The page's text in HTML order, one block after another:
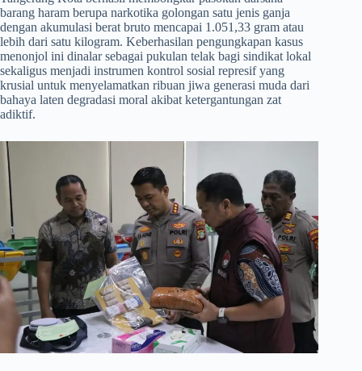
barang haram berupa narkotika golongan satu jenis ganja
dengan akumulasi berat bruto mencapai 1.051,33 gram atau
lebih dari satu kilogram. Keberhasilan pengungkapan kasus
menonjol ini dinalar sebagai pukulan telak bagi sindikat lokal
sekaligus menjadi instrumen kontrol sosial represif yang
krusial untuk menyelamatkan ribuan jiwa generasi muda dari
bahaya laten degradasi moral akibat ketergantungan zat
adiktif.